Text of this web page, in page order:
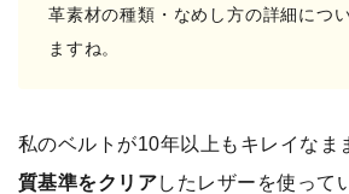
革素材の種類・なめし方の詳細につ
ますね。
私のベルトが10年以上もキレイなま
質基準をクリアしたレザーを使って